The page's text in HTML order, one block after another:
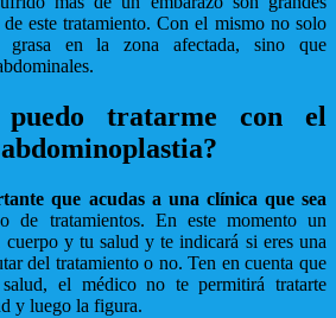
este tratamiento. Con el mismo no solo
grasa en la zona afectada, sino que
tratarme con el
que acudas a una clínica que sea
de tratamientos. En este momento un
y tu salud y te indicará si eres una
del tratamiento o no. Ten en cuenta que
el médico no te permitirá tratarte
y luego la figura.